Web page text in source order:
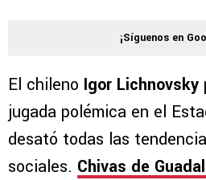
¡Síguenos en
El chileno Igor Lichnovsky
jugada polémica en el
desató todas las
sociales. Chivas de